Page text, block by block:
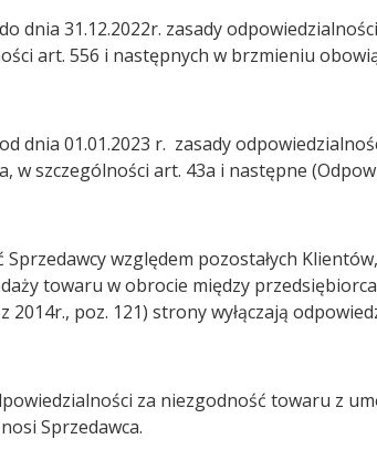
dnia 31.12.2022r. zasady
art. 556 i następnych w brzmieniu
dnia 01.01.2023 r. zasady
w szczególności art. 43a i następne
względem pozostałych
towaru w obrocie między
2014r., poz. 121) strony wyłączają
za niezgodność towaru z
Sprzedawca.